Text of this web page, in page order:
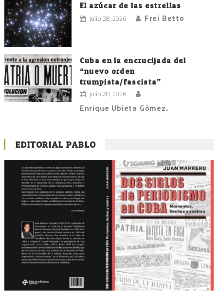
El azúcar de las estrellas
julio 28, 2026 Frei Betto
Cuba en la encrucijada del
“nuevo orden
trumpista/fascista”
julio 28, 2026
Enrique Ubieta Gómez.
EDITORIAL PABLO